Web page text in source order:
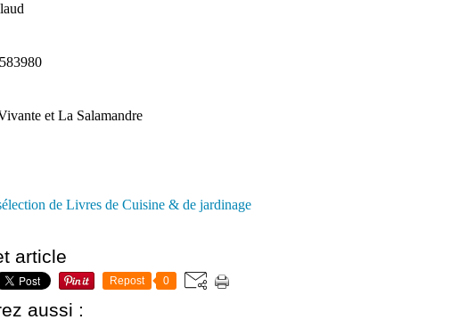
et La Salamandre
de Livres de Cuisine & de jardinage
article
Repost 0
aussi :